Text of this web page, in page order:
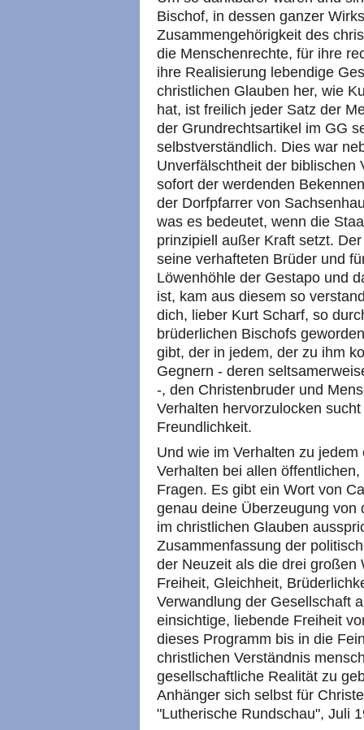
Bischof, in dessen ganzer
Zusammengehörigkeit des
die Menschenrechte, für ihre
ihre Realisierung lebendige
christlichen Glauben her, wie
hat, ist freilich jeder Satz der
der Grundrechtsartikel im GG
selbstverständlich. Dies war
Unverfälschtheit der biblischen
sofort der werdenden
der Dorfpfarrer von
was es bedeutet, wenn die
prinzipiell außer Kraft setzt.
seine verhafteten Brüder und
Löwenhöhle der Gestapo und
ist, kam aus diesem so
dich, lieber Kurt Scharf, so
brüderlichen Bischofs
gibt, der in jedem, der zu ihm
Gegnern - deren
-, den Christenbruder und
Verhalten hervorzulocken
Freundlichkeit.
Und wie im Verhalten zu
Verhalten bei allen
Fragen. Es gibt ein Wort von
genau deine Überzeugung von
im christlichen Glauben
Zusammenfassung der
der Neuzeit als die drei großen
Freiheit, Gleichheit,
Verwandlung der Gesellschaft
einsichtige, liebende Freiheit
dieses Programm bis in die
christlichen Verständnis
gesellschaftliche Realität zu
Anhänger sich selbst für
"Lutherische Rundschau", Juli